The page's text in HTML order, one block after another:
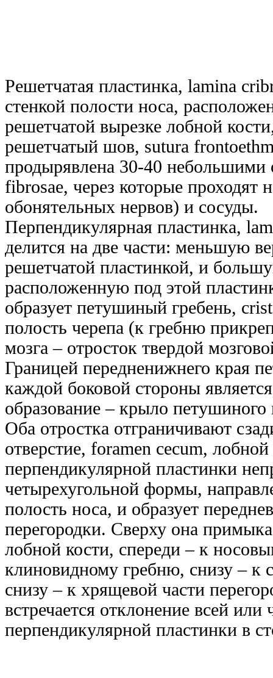
Решетчатая пластинка, lamina
стенкой полости носа,
решетчатой вырезке лобной
решетчатый шов, sutura
продырявлена 30-40 небольшими
fibrosae, через которые проходят
обонятельных нервов) и сосуды.
Перпендикулярная пластинка,
делится на две части: меньшую
решетчатой пластинкой, и
расположенную под этой
образует петушиный гребень,
полость черепа (к гребню
мозга – отросток твердой
Границей передненижнего края
каждой боковой стороны
образование – крыло
Оба отростка отграничивают
отверстие, foramen cecum,
перпендикулярной пластинки
четырехугольной формы,
полость носа, и образует
перегородки. Сверху она
лобной кости, спереди – к
клиновидному гребню, снизу – к
снизу – к хрящевой части
встречается отклонение всей или
перпендикулярной пластинки в